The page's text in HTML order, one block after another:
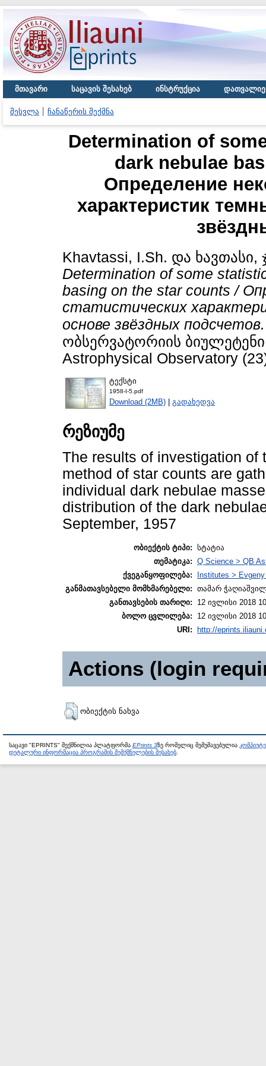
მთავარი საცავის შესახებ ინსტრუქცია
შესვლა ჩანაწერის შექმნა
Determination of
dark nebulae
Определение
характеристик
Khavtassi, I.Sh. და ხავთასი,
Determination of some
basing on the star counts /
статистических
основе звёздных подсчетов.
ობსერვატორიის ბიულეტენი
Astrophysical Observatory
ტექსტი
1958-I-5.pdf
Download (2MB) | გადახედვა
რეზიუმე
The results of investigation of
method of star counts are
individual dark nebulae
distribution of the dark
September, 1957
ობიექტის ტიპი: სტატია
თემატიკა: Q Science > QB
ქვეგანყოფილება:
Institutes >
განმათავსებელი მომხმარებელი: თამარ
განთავსების თარიღი:
12 ივლისი 2018
ბოლო ცვლილება:
12 ივლისი 2018
URI:
http://
Actions (login
ობიექტის ნახვა
საცავი "EPRINTS" შექმნილია პლატფორმა EPrints 3ზე რომელიც შემუშავებულია
დეტალური ინფორმაცია პროგრამის შემქმნელების შესახებ